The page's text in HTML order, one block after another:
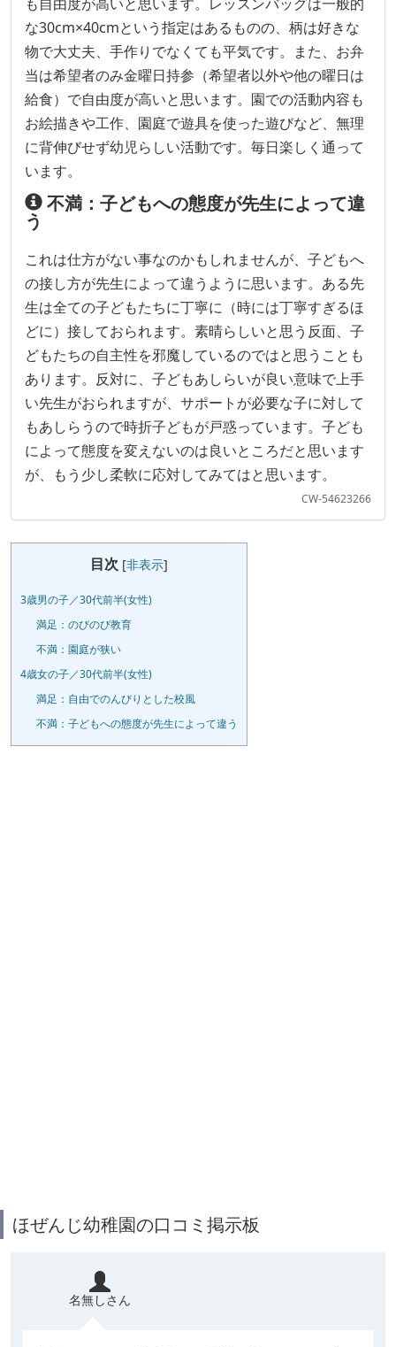
な30cm×40cmという指定はあるものの、柄は好きな
物で大丈夫、手作りでなくても平気です。また、お弁
当は希望者のみ金曜日持参（希望者以外や他の曜日は
給食）で自由度が高いと思います。園での活動内容も
お絵描きや工作、園庭で遊具を使った遊びなど、無理
に背伸びせず幼児らしい活動です。毎日楽しく通って
います。
不満：子どもへの態度が先生によって違
う
これは仕方がない事なのかもしれませんが、子どもへ
の接し方が先生によって違うように思います。ある先
生は全ての子どもたちに丁寧に（時には丁寧すぎるほ
どに）接しておられます。素晴らしいと思う反面、子
どもたちの自主性を邪魔しているのではと思うことも
あります。反対に、子どもあしらいが良い意味で上手
い先生がおられますが、サポートが必要な子に対して
もあしらうので時折子どもが戸惑っています。子ども
によって態度を変えないのは良いところだと思います
が、もう少し柔軟に応対してみてはと思います。
CW-54623266
目次 [非表示]
3歳男の子／30代前半(女性)
満足：のびのび教育
不満：園庭が狭い
4歳女の子／30代前半(女性)
満足：自由でのんびりとした校風
不満：子どもへの態度が先生によって違う
ほぜんじ幼稚園の口コミ掲示板
名無しさん